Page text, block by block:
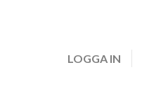
LOGGA IN